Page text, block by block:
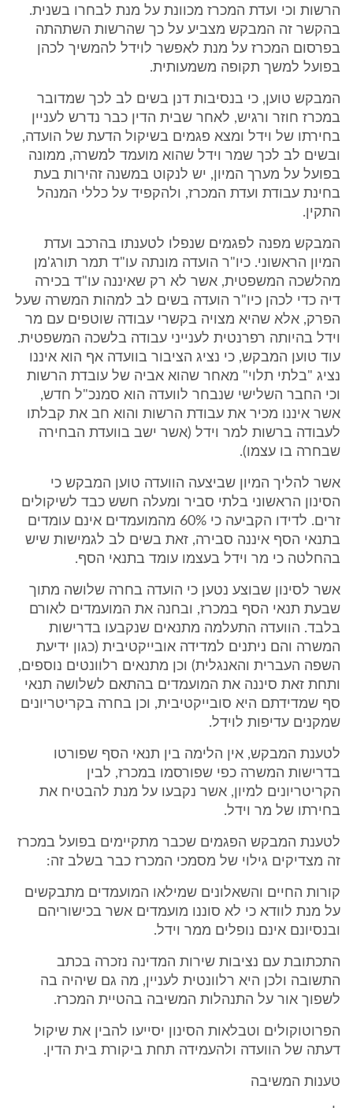
הרשות וכי ועדת המכרז מכוונת על מנת לבחרו בשנית.
בהקשר זה המבקש מצביע על כך שהרשות השתהתה
בפרסום המכרז על מנת לאפשר לוידל להמשיך לכהן
בפועל למשך תקופה משמעותית.
המבקש טוען, כי בנסיבות דנן בשים לב לכך שמדובר
במכרז חוזר ורגיש, לאחר שבית הדין כבר נדרש לעניין
בחירתו של וידל ומצא פגמים בשיקול הדעת של הועדה,
ובשים לב לכך שמר וידל שהוא מועמד למשרה, ממונה
בפועל על מערך המיון, יש לנקוט במשנה זהירות בעת
בחינת עבודת ועדת המכרז, ולהקפיד על כללי המנהל
התקין.
המבקש מפנה לפגמים שנפלו לטענתו בהרכב ועדת
המיון הראשוני. כיו"ר הועדה מונתה עו"ד תמר תורג'מן
מהלשכה המשפטית, אשר לא רק שאיננה עו"ד בכירה
דיה כדי לכהן כיו"ר הועדה בשים לב למהות המשרה שעל
הפרק, אלא שהיא מצויה בקשרי עבודה שוטפים עם מר
וידל בהיותה רפרנטית לענייני עבודה בלשכה המשפטית.
עוד טוען המבקש, כי נציג הציבור בוועדה אף הוא איננו
נציג "בלתי תלוי" מאחר שהוא אביה של עובדת הרשות
וכי החבר השלישי שנבחר לוועדה הוא סמנכ"ל חדש,
אשר איננו מכיר את עבודת הרשות והוא חב את קבלתו
לעבודה ברשות למר וידל (אשר ישב בוועדת הבחירה
שבחרה בו עצמו).
אשר להליך המיון שביצעה הוועדה טוען המבקש כי
הסינון הראשוני בלתי סביר ומעלה חשש כבד לשיקולים
זרים. לדידו הקביעה כי 60% מהמועמדים אינם עומדים
בתנאי הסף איננה סבירה, זאת בשים לב לגמישות שיש
בהחלטה כי מר וידל בעצמו עומד בתנאי הסף.
אשר לסינון שבוצע נטען כי הועדה בחרה שלושה מתוך
שבעת תנאי הסף במכרז, ובחנה את המועמדים לאורם
בלבד. הוועדה התעלמה מתנאים שנקבעו בדרישות
המשרה והם ניתנים למדידה אובייקטיבית (כגון ידיעת
השפה העברית והאנגלית) וכן מתנאים רלוונטים נוספים,
ותחת זאת סיננה את המועמדים בהתאם לשלושה תנאי
סף שמדידתם היא סובייקטיבית, וכן בחרה בקריטריונים
שמקנים עדיפות לוידל.
לטענת המבקש, אין הלימה בין תנאי הסף שפורטו
בדרישות המשרה כפי שפורסמו במכרז, לבין
הקריטריונים למיון, אשר נקבעו על מנת להבטיח את
בחירתו של מר וידל.
לטענת המבקש הפגמים שכבר מתקיימים בפועל במכרז
זה מצדיקים גילוי של מסמכי המכרז כבר בשלב זה:
קורות החיים והשאלונים שמילאו המועמדים מתבקשים
על מנת לוודא כי לא סוננו מועמדים אשר בכישוריהם
ובנסיונם אינם נופלים ממר וידל.
התכתובת עם נציבות שירות המדינה נזכרה בכתב
התשובה ולכן היא רלוונטית לעניין, מה גם שיהיה בה
לשפוך אור על התנהלות המשיבה בהטיית המכרז.
הפרוטוקולים וטבלאות הסינון יסייעו להבין את שיקול
דעתה של הוועדה ולהעמידה תחת ביקורת בית הדין.
טענות המשיבה